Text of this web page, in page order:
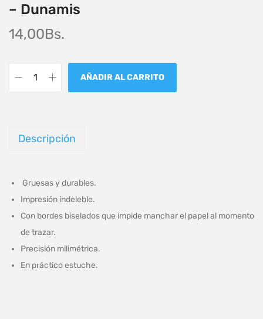
– Dunamis
14,00Bs.
AÑADIR AL CARRITO
Descripción
Gruesas y durables.
Impresión indeleble.
Con bordes biselados que impide manchar el papel al momento
de trazar.
Precisión milimétrica.
En práctico estuche.